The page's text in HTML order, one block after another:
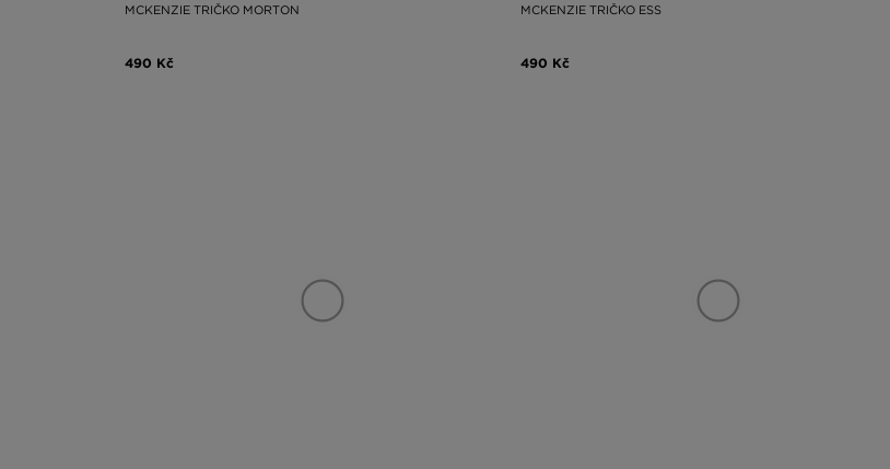
MCKENZIE TRIČKO MORTON
490 Kč
MCKENZIE TRIČKO ESS
490 Kč